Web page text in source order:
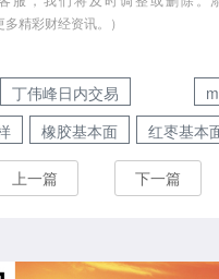
精彩财经资讯。）
丁伟峰日内交易
橡胶基本面 红枣基本
上一篇 下一篇